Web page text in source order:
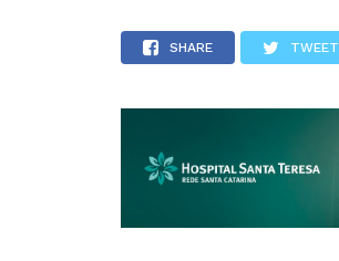
SHARE TWEET